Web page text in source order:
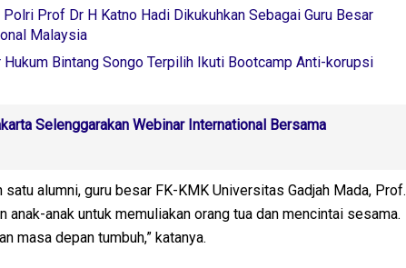
Prof Dr H Katno Hadi Dikukuhkan Sebagai Guru Besar
Malaysia
Hukum Bintang Songo Terpilih Ikuti Bootcamp Anti-korupsi
Selenggarakan Webinar International Bersama
alumni, guru besar FK-KMK Universitas Gadjah Mada, Prof.
anak untuk memuliakan orang tua dan mencintai sesama.
masa depan tumbuh,” katanya.